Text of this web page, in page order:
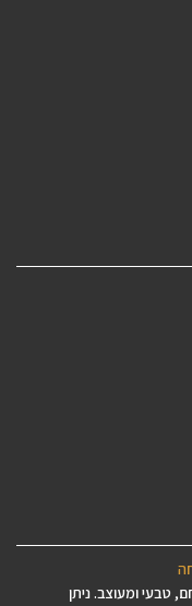
טבעי ומעוצב. ניתן